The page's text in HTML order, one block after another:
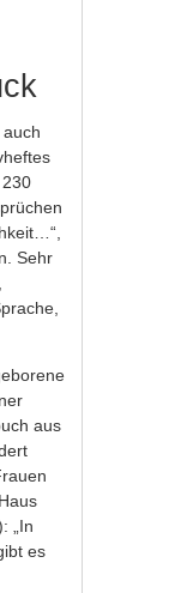
Sehr
aus
„In
es